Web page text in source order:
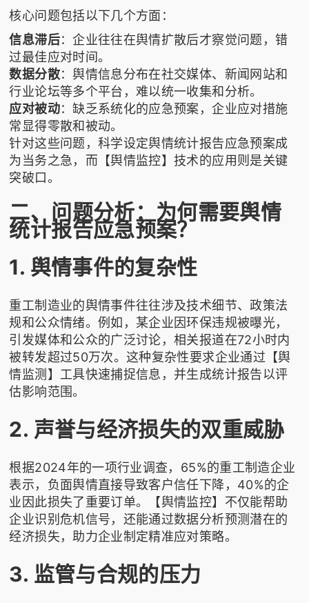
核心问题包括以下几个方面：
信息滞后：企业往往在舆情扩散后才察觉问题，错
过最佳应对时间。
数据分散：舆情信息分布在社交媒体、新闻网站和
行业论坛等多个平台，难以统一收集和分析。
应对被动：缺乏系统化的应急预案，企业应对措施
常显得零散和被动。
针对这些问题，科学设定舆情统计报告应急预案成
为当务之急，而【舆情监控】技术的应用则是关键
突破口。
二、问题分析：为何需要舆情
统计报告应急预案？
1. 舆情事件的复杂性
重工制造业的舆情事件往往涉及技术细节、政策法
规和公众情绪。例如，某企业因环保违规被曝光，
引发媒体和公众的广泛讨论，相关报道在72小时内
被转发超过50万次。这种复杂性要求企业通过【舆
情监测】工具快速捕捉信息，并生成统计报告以评
估影响范围。
2. 声誉与经济损失的双重威胁
根据2024年的一项行业调查，65%的重工制造企业
表示，负面舆情直接导致客户信任下降，40%的企
业因此损失了重要订单。【舆情监控】不仅能帮助
企业识别危机信号，还能通过数据分析预测潜在的
经济损失，助力企业制定精准应对策略。
3. 监管与合规的压力